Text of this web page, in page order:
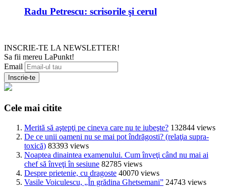
Radu Petrescu: scrisorile şi cerul
INSCRIE-TE LA NEWSLETTER!
Sa fii mereu LaPunkt!
Email
Cele mai citite
Merită să aştepţi pe cineva care nu te iubeşte? 132844 views
De ce unii oameni nu se mai pot îndrăgosti? (relaţia supra-
toxică) 83393 views
Noaptea dinaintea examenului. Cum înveţi când nu mai ai
chef să înveţi în sesiune 82785 views
Despre prietenie, cu dragoste 40070 views
Vasile Voiculescu, „În grădina Ghetsemani” 24743 views